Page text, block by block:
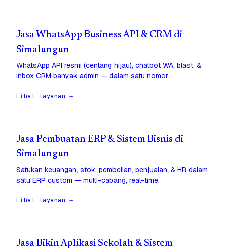
Jasa WhatsApp Business API & CRM di
Simalungun
WhatsApp API resmi (centang hijau), chatbot WA, blast, &
inbox CRM banyak admin — dalam satu nomor.
Lihat layanan →
Jasa Pembuatan ERP & Sistem Bisnis di
Simalungun
Satukan keuangan, stok, pembelian, penjualan, & HR dalam
satu ERP custom — multi-cabang, real-time.
Lihat layanan →
Jasa Bikin Aplikasi Sekolah & Sistem